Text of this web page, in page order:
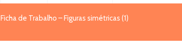
Ficha de Trabalho – Figuras simétricas (1)